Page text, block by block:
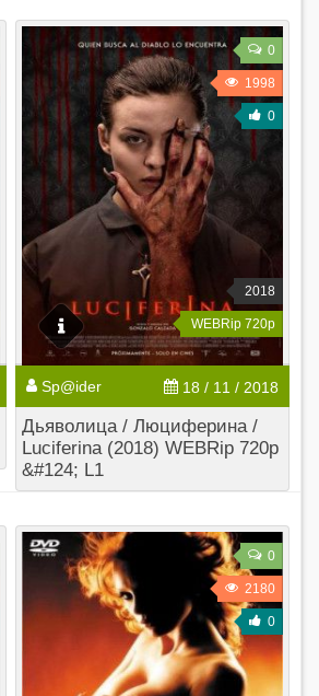
0
1998
0
2018
WEBRip 720p
Sp@ider 18 / 11 / 2018
Дьяволица / Люциферина /
Luciferina (2018) WEBRip 720p
&#124; L1
0
2180
0